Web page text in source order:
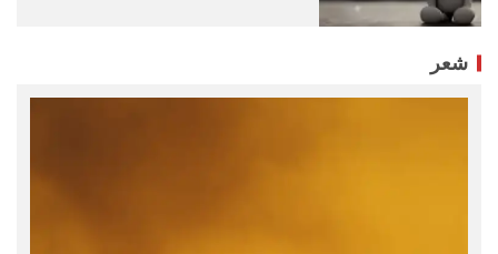
شعر